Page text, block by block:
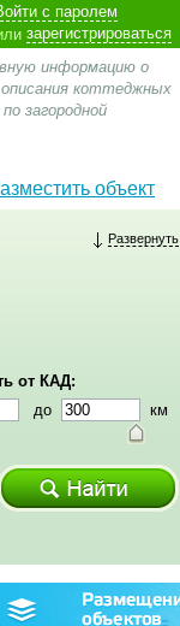
с паролем
зарегистрироваться
информацию о
коттеджных
загородной
объект
Развернуть
от КАД:
до км